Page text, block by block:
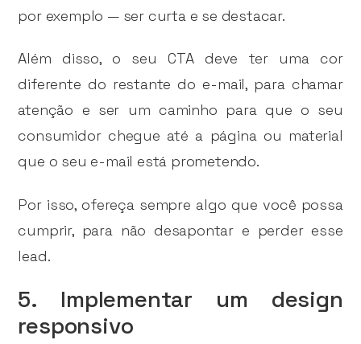
por exemplo — ser curta e se destacar.
Além disso, o seu CTA deve ter uma cor
diferente do restante do e-mail, para chamar
atenção e ser um caminho para que o seu
consumidor chegue até a página ou material
que o seu e-mail está prometendo.
Por isso, ofereça sempre algo que você possa
cumprir, para não desapontar e perder esse
lead.
5. Implementar um design
responsivo